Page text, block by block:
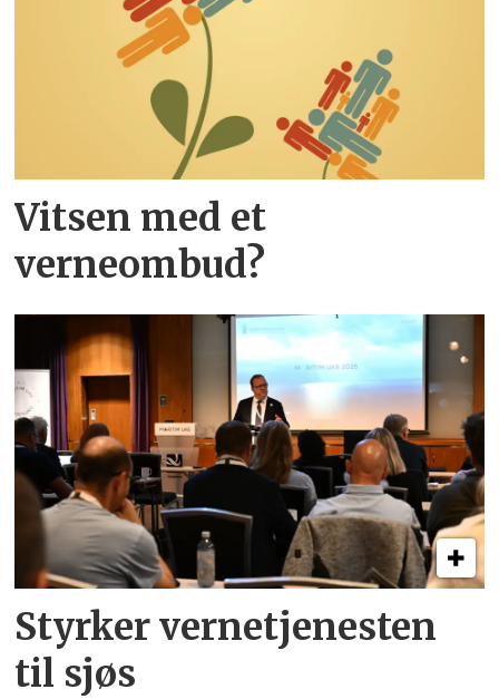
Vitsen med et
verneombud?
Styrker verne­tjenesten
til sjøs